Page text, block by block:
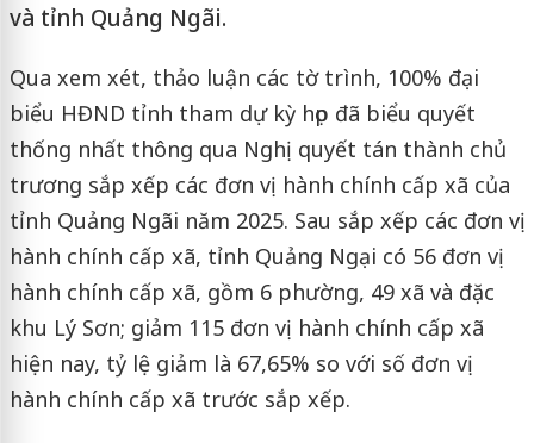
và tỉnh Quảng Ngãi.
Qua xem xét, thảo luận các tờ trình, 100% đại
biểu HĐND tỉnh tham dự kỳ họp đã biểu quyết
thống nhất thông qua Nghị quyết tán thành chủ
trương sắp xếp các đơn vị hành chính cấp xã của
tỉnh Quảng Ngãi năm 2025. Sau sắp xếp các đơn vị
hành chính cấp xã, tỉnh Quảng Ngại có 56 đơn vị
hành chính cấp xã, gồm 6 phường, 49 xã và đặc
khu Lý Sơn; giảm 115 đơn vị hành chính cấp xã
hiện nay, tỷ lệ giảm là 67,65% so với số đơn vị
hành chính cấp xã trước sắp xếp.